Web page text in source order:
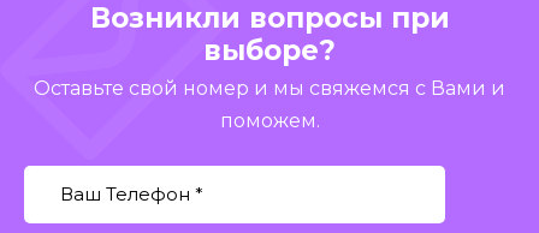
Возникли вопросы при
выборе?
Оставьте свой номер и мы свяжемся с Вами и
поможем.